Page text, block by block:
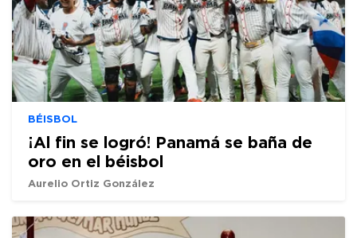
BÉISBOL
¡Al fin se logró! Panamá se baña de
oro en el béisbol
Aurelio Ortiz González